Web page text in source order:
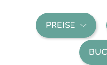
PREISE